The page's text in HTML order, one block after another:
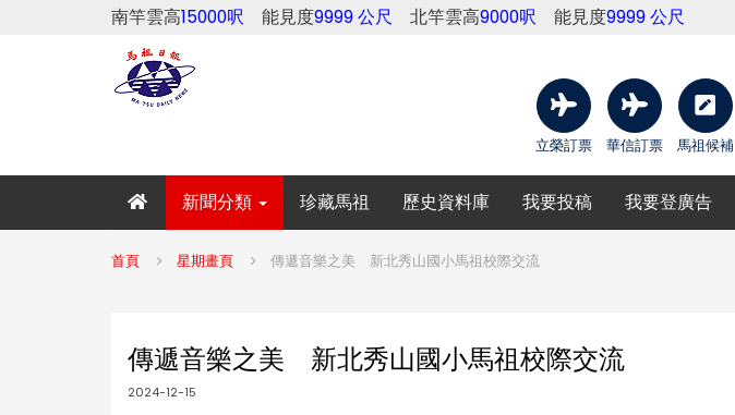
南竿雲高15000呎 能見度9999 公尺 北竿雲高9000呎 能見度9999 公尺
立榮訂票 華信訂票 馬祖候補
新聞分類 珍藏馬祖 歷史資料庫 我要投稿 我要登廣告
首頁 星期畫頁 傳遞音樂之美 新北秀山國小馬祖校際交流
傳遞音樂之美 新北秀山國小馬祖校際交流
2024-12-15